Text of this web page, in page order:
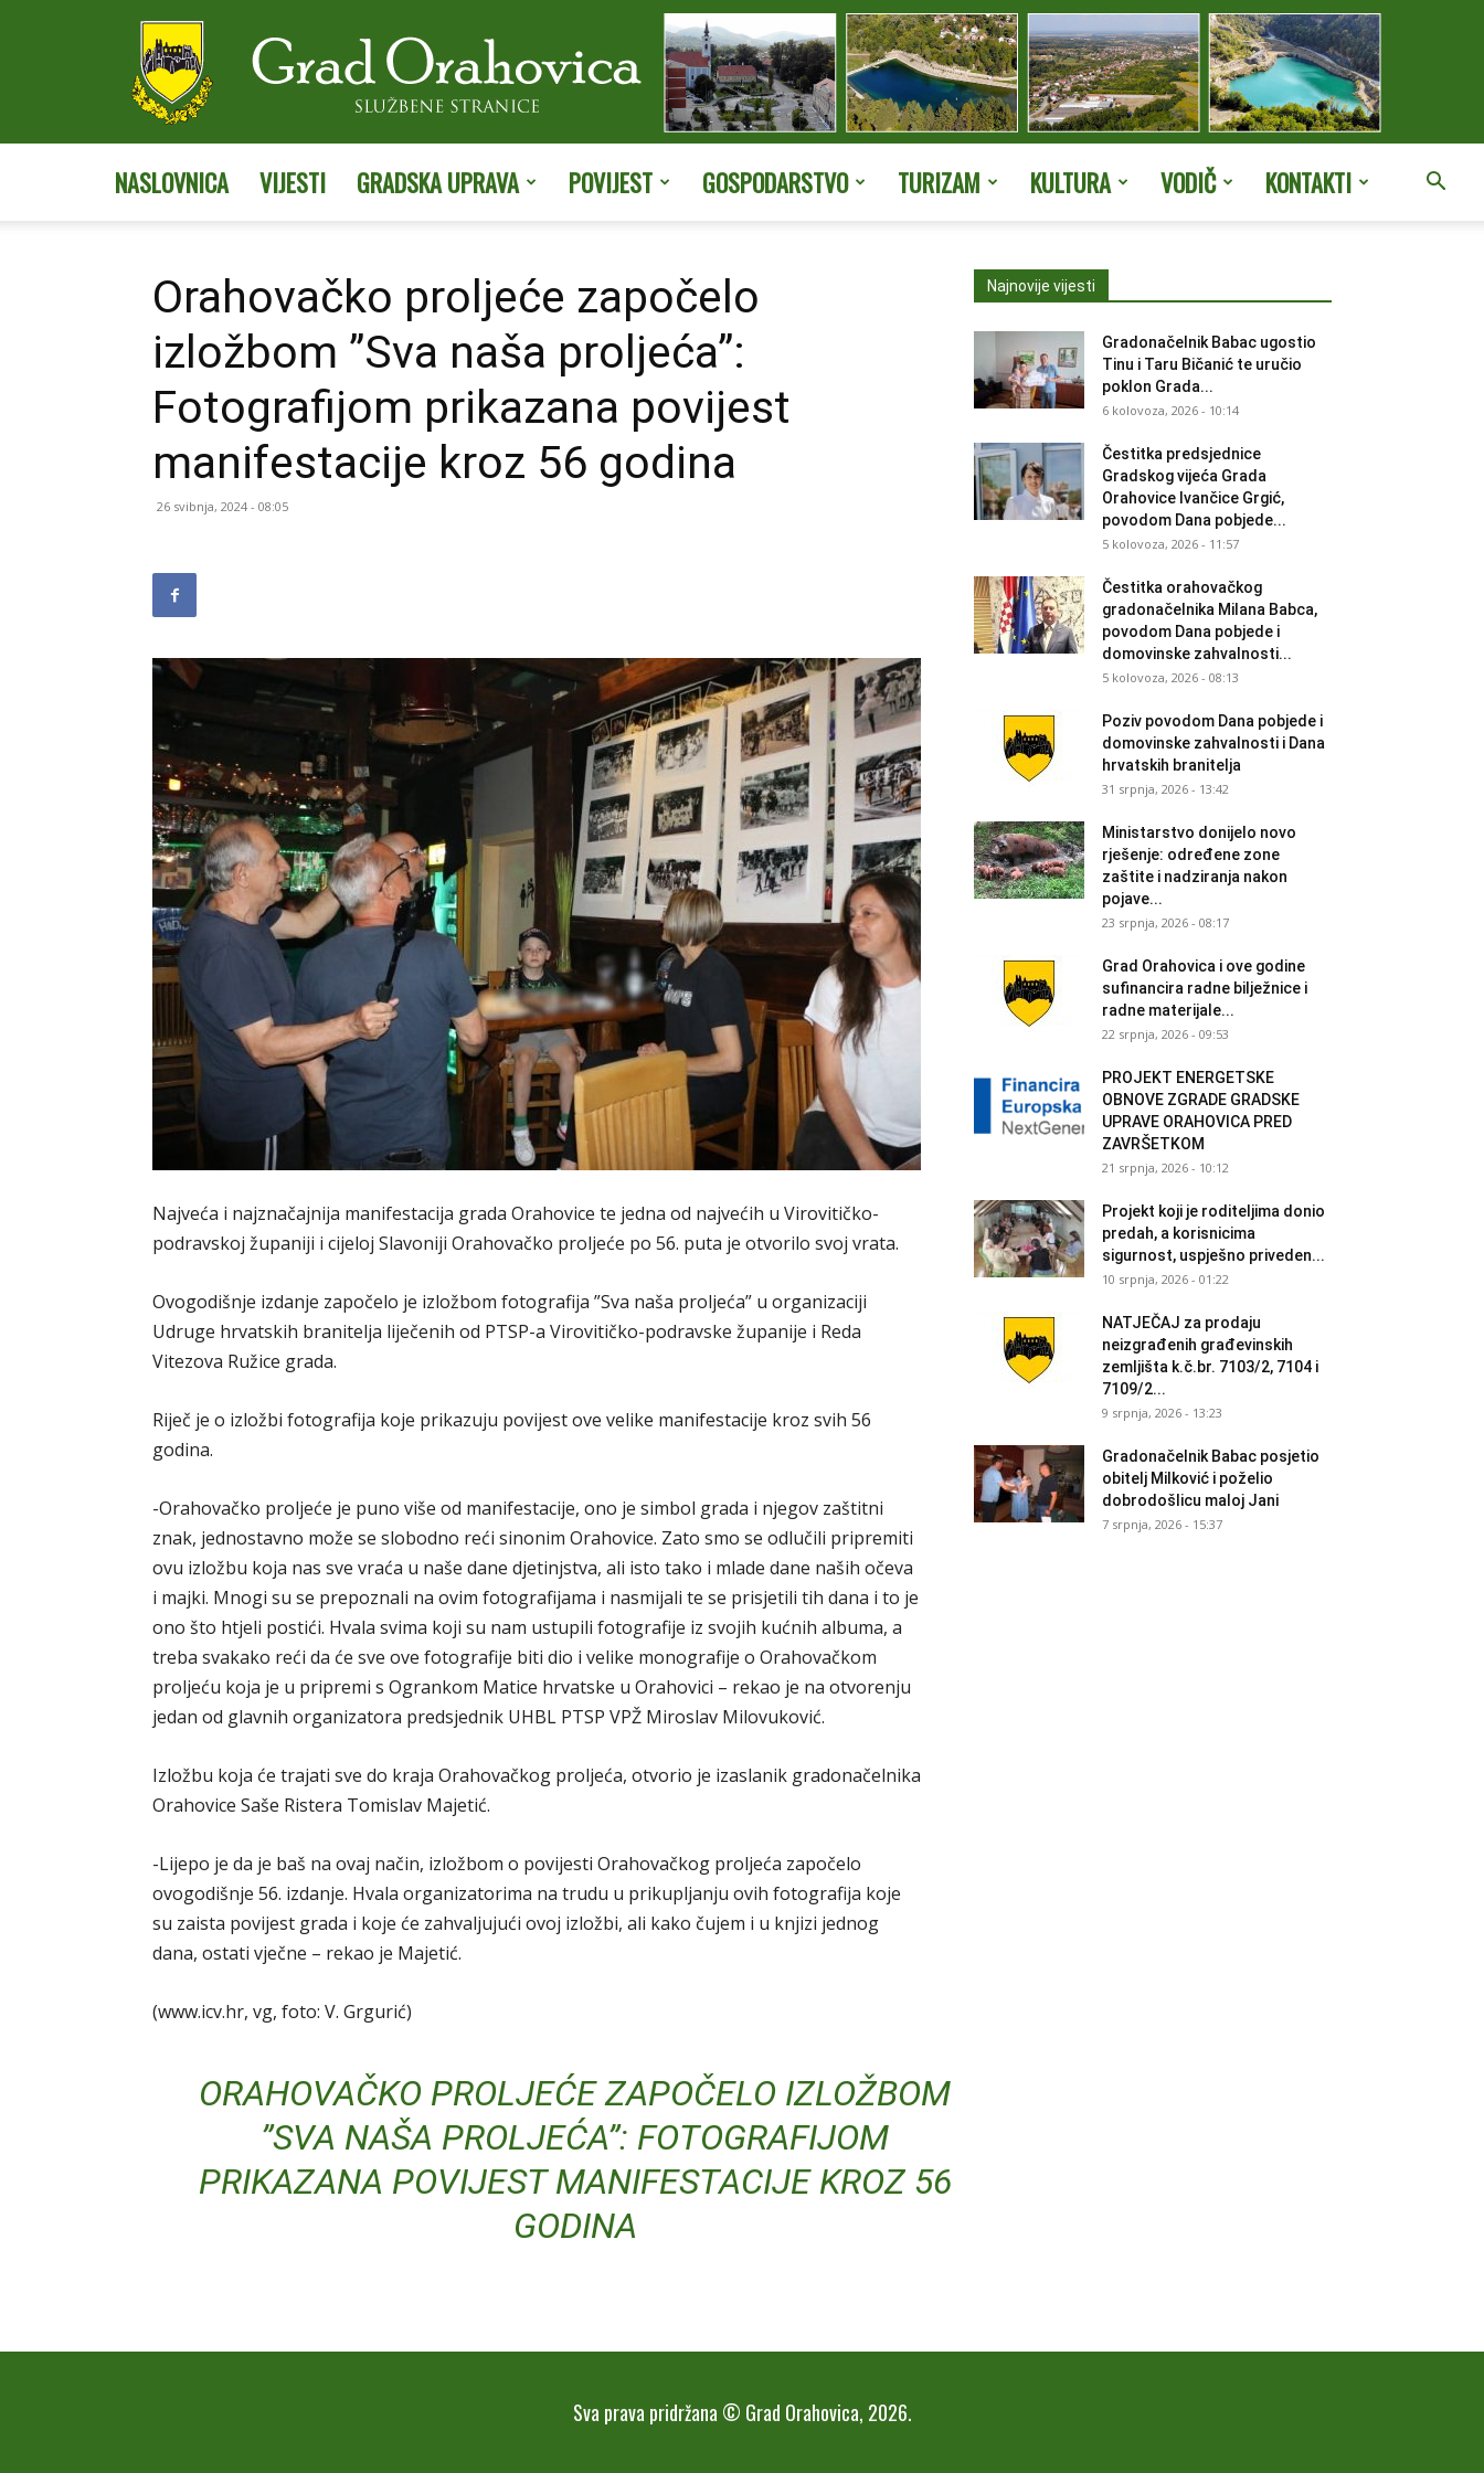
stranice
NASLOVNICA VIJESTI GRADSKA UPRAVA POVIJEST GOSPODARSTVO TURIZAM KULTURA VODIČ KONTAKTI
Orahovačko proljeće započelo
izložbom ”Sva naša proljeća”:
Fotografijom prikazana povijest
manifestacije kroz 56 godina
26 svibnja, 2024 - 08:05
Najveća i najznačajnija manifestacija grada Orahovice te jedna od najvećih u Virovitičko-
podravskoj županiji i cijeloj Slavoniji Orahovačko proljeće po 56. puta je otvorilo svoj vrata.
Ovogodišnje izdanje započelo je izložbom fotografija ”Sva naša proljeća” u organizaciji
Udruge hrvatskih branitelja liječenih od PTSP-a Virovitičko-podravske županije i Reda
Vitezova Ružice grada.
Riječ je o izložbi fotografija koje prikazuju povijest ove velike manifestacije kroz svih 56
godina.
-Orahovačko proljeće je puno više od manifestacije, ono je simbol grada i njegov zaštitni
znak, jednostavno može se slobodno reći sinonim Orahovice. Zato smo se odlučili pripremiti
ovu izložbu koja nas sve vraća u naše dane djetinjstva, ali isto tako i mlade dane naših očeva
i majki. Mnogi su se prepoznali na ovim fotografijama i nasmijali te se prisjetili tih dana i to je
ono što htjeli postići. Hvala svima koji su nam ustupili fotografije iz svojih kućnih albuma, a
treba svakako reći da će sve ove fotografije biti dio i velike monografije o Orahovačkom
proljeću koja je u pripremi s Ogrankom Matice hrvatske u Orahovici – rekao je na otvorenju
jedan od glavnih organizatora predsjednik UHBL PTSP VPŽ Miroslav Milovuković.
Izložbu koja će trajati sve do kraja Orahovačkog proljeća, otvorio je izaslanik gradonačelnika
Orahovice Saše Ristera Tomislav Majetić.
-Lijepo je da je baš na ovaj način, izložbom o povijesti Orahovačkog proljeća započelo
ovogodišnje 56. izdanje. Hvala organizatorima na trudu u prikupljanju ovih fotografija koje
su zaista povijest grada i koje će zahvaljujući ovoj izložbi, ali kako čujem i u knjizi jednog
dana, ostati vječne – rekao je Majetić.
(www.icv.hr, vg, foto: V. Grgurić)
ORAHOVAČKO PROLJEĆE ZAPOČELO IZLOŽBOM
”SVA NAŠA PROLJEĆA”: FOTOGRAFIJOM
PRIKAZANA POVIJEST MANIFESTACIJE KROZ 56
GODINA
Najnovije vijesti
Gradonačelnik Babac ugostio
Tinu i Taru Bičanić te uručio
poklon Grada...
6 kolovoza, 2026 - 10:14
Čestitka predsjednice
Gradskog vijeća Grada
Orahovice Ivančice Grgić,
povodom Dana pobjede...
5 kolovoza, 2026 - 11:57
Čestitka orahovačkog
gradonačelnika Milana Babca,
povodom Dana pobjede i
domovinske zahvalnosti...
5 kolovoza, 2026 - 08:13
Poziv povodom Dana pobjede i
domovinske zahvalnosti i Dana
hrvatskih branitelja
31 srpnja, 2026 - 13:42
Ministarstvo donijelo novo
rješenje: određene zone
zaštite i nadziranja nakon
pojave...
23 srpnja, 2026 - 08:17
Grad Orahovica i ove godine
sufinancira radne bilježnice i
radne materijale...
22 srpnja, 2026 - 09:53
PROJEKT ENERGETSKE
OBNOVE ZGRADE GRADSKE
UPRAVE ORAHOVICA PRED
ZAVRŠETKOM
21 srpnja, 2026 - 10:12
Projekt koji je roditeljima donio
predah, a korisnicima
sigurnost, uspješno priveden...
10 srpnja, 2026 - 01:22
NATJEČAJ za prodaju
neizgrađenih građevinskih
zemljišta k.č.br. 7103/2, 7104 i
7109/2...
9 srpnja, 2026 - 13:23
Gradonačelnik Babac posjetio
obitelj Milković i poželio
dobrodošlicu maloj Jani
7 srpnja, 2026 - 15:37
Sva prava pridržana © Grad Orahovica, 2026.